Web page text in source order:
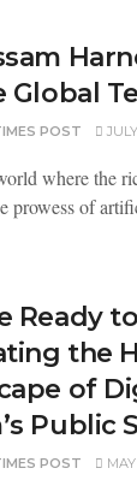
Global
POST
where the
prowess of
Ready
the
of
Public
POST